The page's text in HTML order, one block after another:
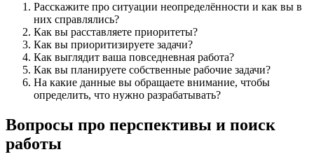
Расскажите про ситуации неопределённости и как вы в
них справлялись?
Как вы расставляете приоритеты?
Как вы приоритизируете задачи?
Как выглядит ваша повседневная работа?
Как вы планируете собственные рабочие задачи?
На какие данные вы обращаете внимание, чтобы
определить, что нужно разрабатывать?
Вопросы про перспективы и поиск
работы